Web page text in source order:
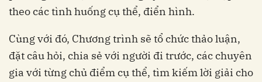
theo các tình huống cụ thể, điển hình.
Cùng với đó, Chương trình sẽ tổ chức thảo luận,
đặt câu hỏi, chia sẻ với người đi trước, các chuyên
gia với từng chủ điểm cụ thể, tìm kiếm lời giải cho